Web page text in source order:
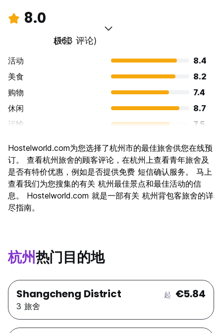
8.0
极佳
(163 评论)
活动
8.4
美食
8.2
购物
7.4
休闲
8.7
运输
7.5
文化
8.6
夜生活
6.8
物有所值
8.0
Hostelworld.com为您选择了杭州市的最佳旅舍供您在线预
订。 查看杭州旅舍的顾客评论，在杭州上查看青年旅舍及
是否有特价优惠，例如是否提供免费 短信确认服务。 马上
查看我们为您搜集的有关 杭州最佳景点和最佳活动的信
息。 Hostelworld.com 就是一部有关 杭州背包客旅舍的详
尽指南。
杭州热门目的地
Shangcheng District 起 €5.84
3 旅舍